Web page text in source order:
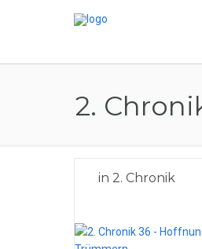
2.
in 2. Chronik